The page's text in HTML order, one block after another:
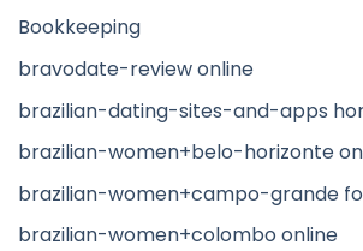
Bookkeeping
bravodate-review online
brazilian-dating-sites-and-apps
brazilian-women+belo-horizonte
brazilian-women+campo-grande
brazilian-women+colombo online